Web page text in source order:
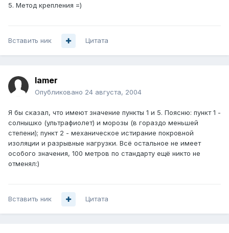
5. Метод крепления =)
Вставить ник Цитата
lamer
Опубликовано 24 августа, 2004
Я бы сказал, что имеют значение пункты 1 и 5. Поясню: пункт 1 -
солнышко (ультрафиолет) и морозы (в гораздо меньшей
степени); пункт 2 - механическое истирание покровной
изоляции и разрывные нагрузки. Всё остальное не имеет
особого значения, 100 метров по стандарту ещё никто не
отменял:)
Вставить ник Цитата